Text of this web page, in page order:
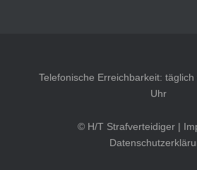
Telefonische Erreichbarkeit:
Uhr
© H/T Strafverteidiger |